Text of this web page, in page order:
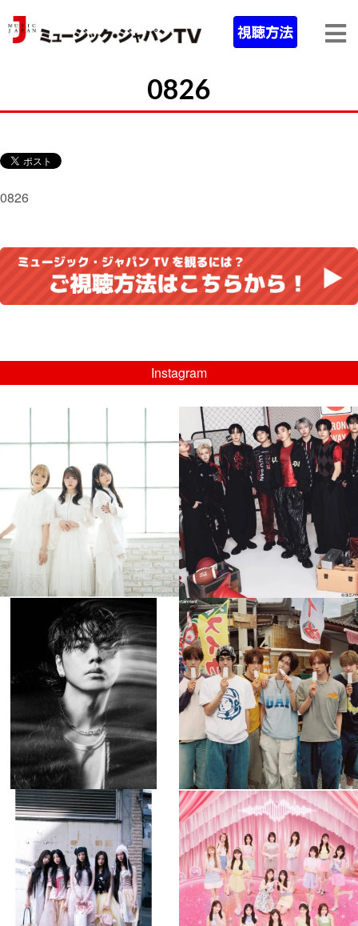
0826
0826
Instagram
...
8月 4
4 0
musicjapantv
💡08/05(水)23:00特番放送！
...
8月 4
4 0
musicjapantv
💡8月特番放送決定！
...
8月 4
90 0
musicjapantv
💡8月特番放送決定！
...
8月 4
5 0
musicjapantv
💡8月特番放送決定！
8月 4
1 0
musicjapantv
💡8月特番放送決定！
...
8月 4
1 0